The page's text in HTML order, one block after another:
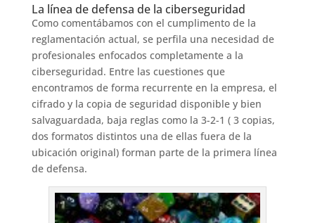
La línea de defensa de la ciberseguridad
Como comentábamos con el cumplimento de la
reglamentación actual, se perfila una necesidad de
profesionales enfocados completamente a la
ciberseguridad. Entre las cuestiones que
encontramos de forma recurrente en la empresa, el
cifrado y la copia de seguridad disponible y bien
salvaguardada, baja reglas como la 3-2-1 ( 3 copias,
dos formatos distintos una de ellas fuera de la
ubicación original) forman parte de la primera línea
de defensa.